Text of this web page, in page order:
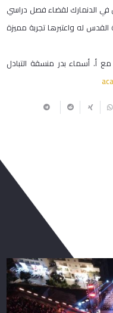
الدنمارك لقضاء فصل دراسي
له واعتبرها تجربة مميزة
أ. أسماء بدر منسقة التبادل